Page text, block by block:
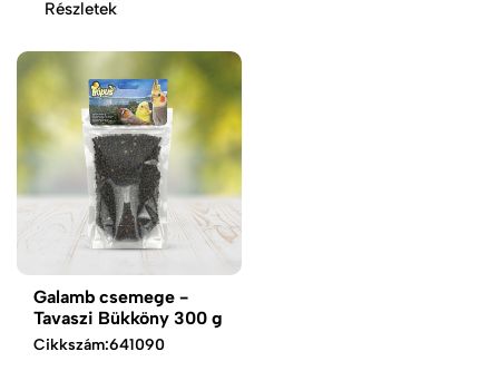
Részletek
Galamb csemege -
Tavaszi Bükköny 300 g
Cikkszám:641090